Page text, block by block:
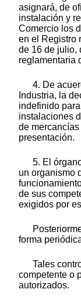
asignará, de
instalación y
Comercio los
en el Registro
de 16 de julio,
reglamentaria
4. De
Industria, la
indefinido
instalaciones
de
presentación.
5. El
un organismo
de sus
exigidos por
forma
Tales
competente o
autorizados.